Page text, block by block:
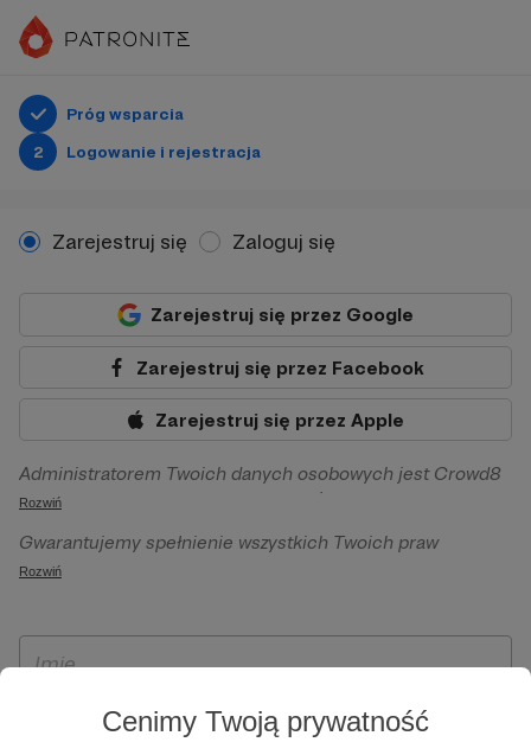
Cenimy Twoją prywatność
Próg wsparcia
2
Logowanie i rejestracja
Zarejestruj się Zaloguj się
Zarejestruj się przez Google
Zarejestruj się przez Facebook
Zarejestruj się przez Apple
Administratorem Twoich danych osobowych jest Crowd8
sp. z o.o. z siedziba w Warszawie, ul. Żwirki i Wigury 16, 02-
092 Warszawa. Twoje dane osobowe będą przetwarzane w
szczególności w celu wykonania umowy zawartej z Tobą, w
Patronite.pl, w tym możliwości dokonywania oraz
otrzymywania wsparcia na naszej platformie oraz
Rozwiń
Gwarantujemy spełnienie wszystkich Twoich praw
wynikających z ogólnego rozporządzenia o ochronie
ich przenoszenia, niepodlegania zautomatyzowanemu
wyrażenia sprzeciwu wobec przetwarzania Twoich danych
osobowych. Rejestracja dla osób niepełnoletnich możliwa
Rozwiń